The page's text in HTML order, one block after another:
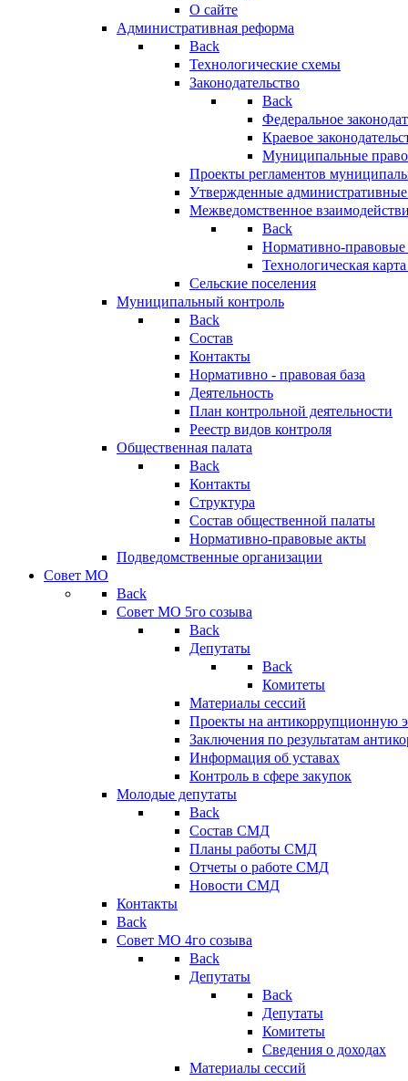
О сайте
Административная реформа
Back
Технологические схемы
Законодательство
Back
Федеральное
Краевое
Муниципальные
Проекты регламентов
Утвержденные
Межведомственное
Back
Нормативно-правовые
Технологическая
Сельские поселения
Муниципальный контроль
Back
Состав
Контакты
Нормативно - правовая база
Деятельность
План контрольной деятельности
Реестр видов контроля
Общественная палата
Back
Контакты
Структура
Состав общественной палаты
Нормативно-правовые акты
Подведомственные организации
Совет МО
Back
Совет МО 5го созыва
Back
Депутаты
Back
Комитеты
Материалы сессий
Проекты на антикоррупционную
Заключения по результатам
Информация об уставах
Контроль в сфере закупок
Молодые депутаты
Back
Состав СМД
Планы работы СМД
Отчеты о работе СМД
Новости СМД
Контакты
Back
Совет МО 4го созыва
Back
Депутаты
Back
Депутаты
Комитеты
Сведения о доходах
Материалы сессий